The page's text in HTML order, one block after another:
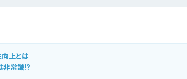
向上とは
非常識!?